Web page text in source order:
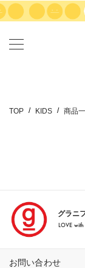
カテゴリーか
カテゴリ
サイズ
TOP KIDS 商品
グラニ
LOVE
お問い合わせ